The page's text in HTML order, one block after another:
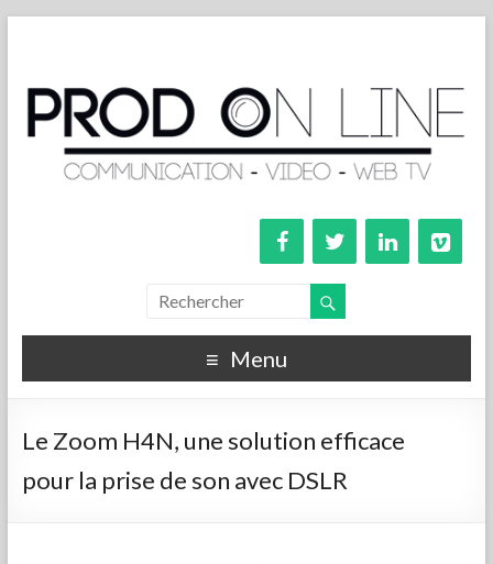
Menu
Le Zoom H4N, une solution efficace
pour la prise de son avec DSLR